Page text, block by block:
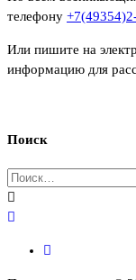
телефону
Или пишите на
информацию для
Поиск
Найти: